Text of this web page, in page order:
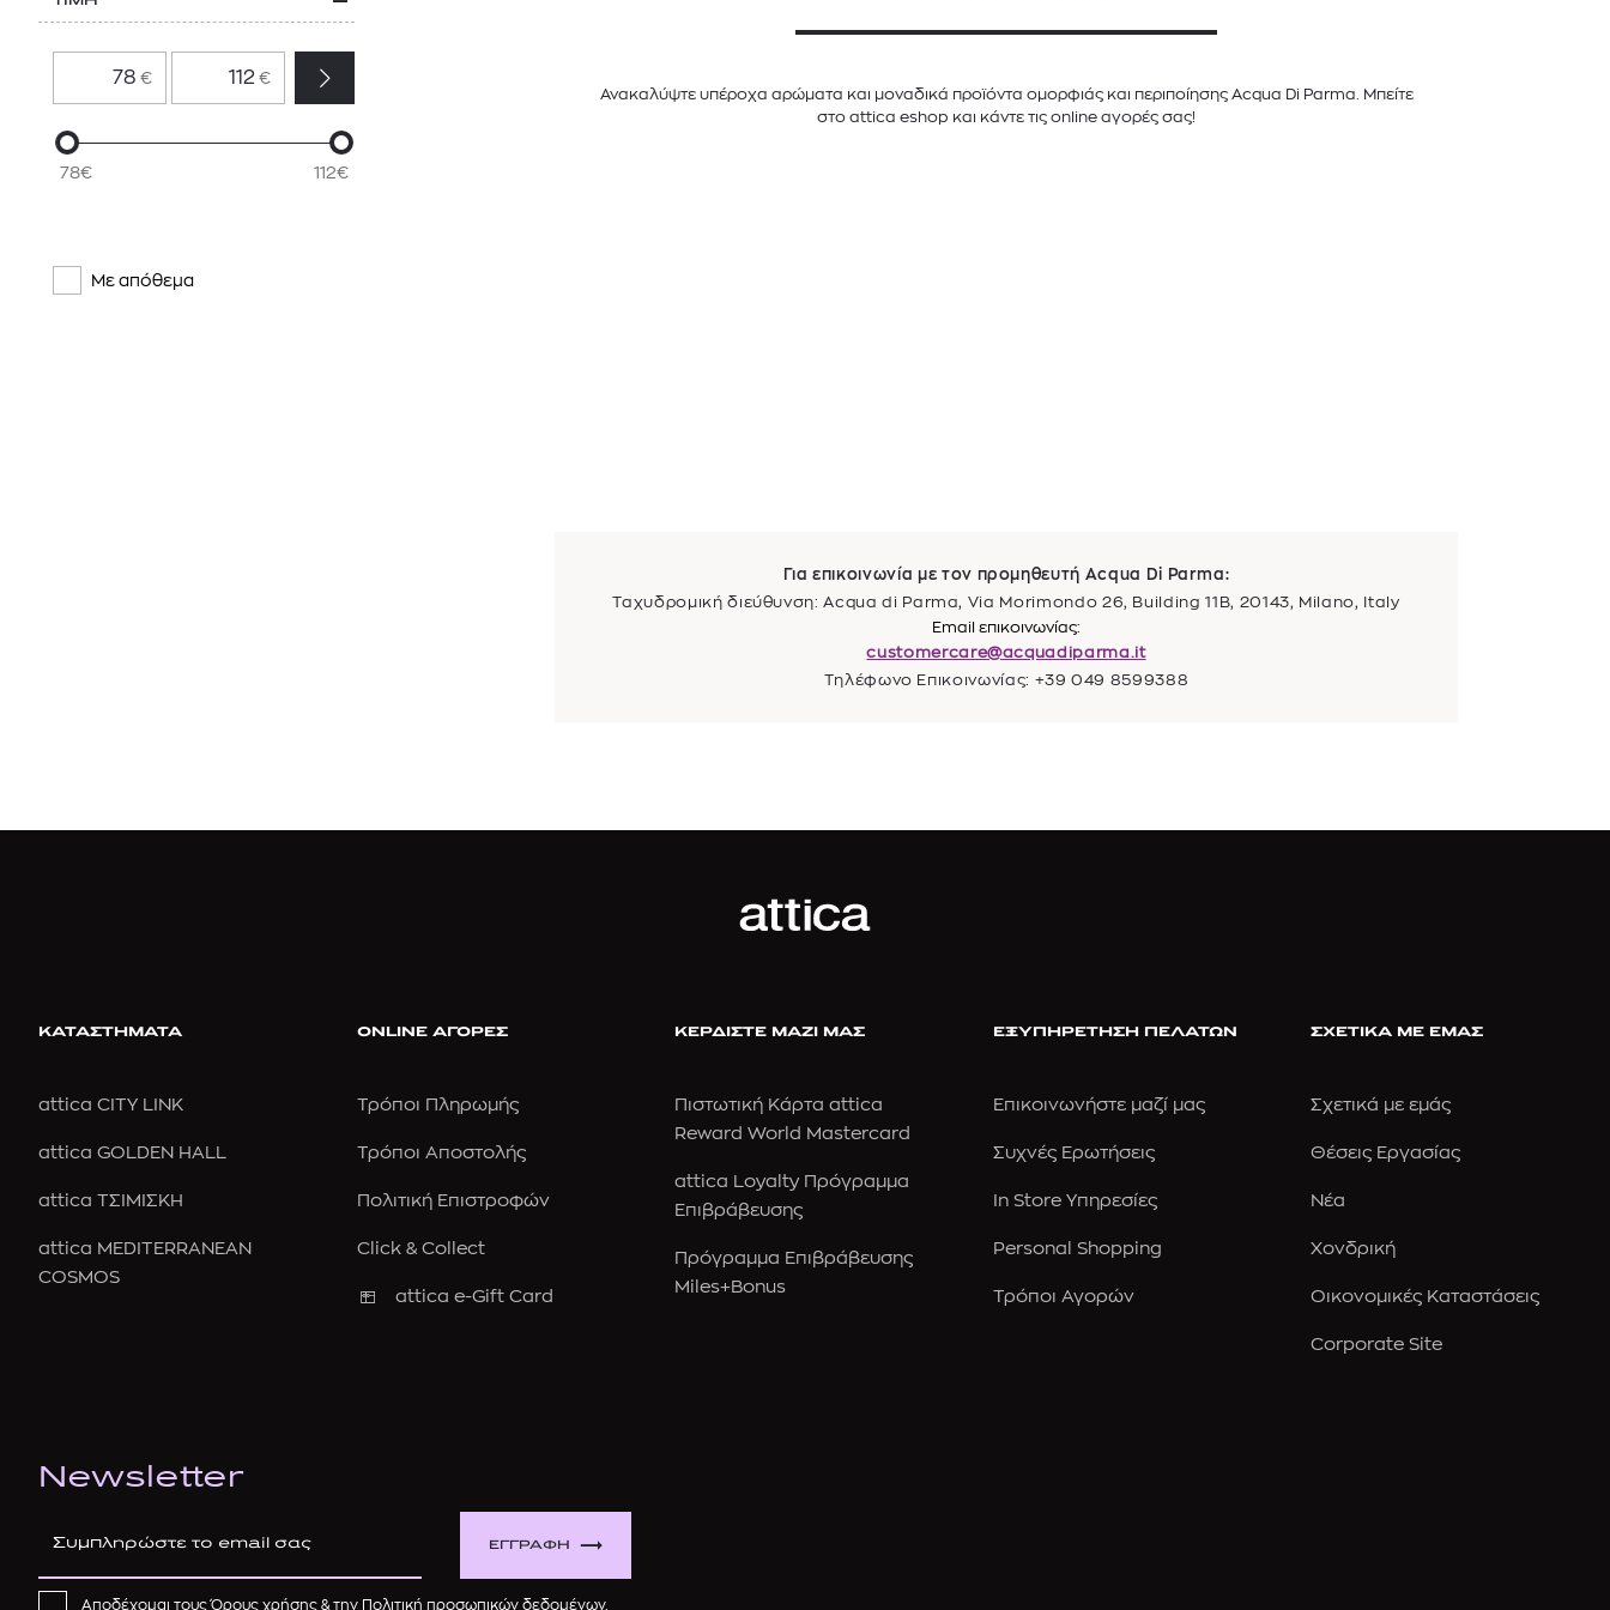
€ €
78€ 112€
Με απόθεμα
Ανακαλύψτε υπέροχα αρώματα και μοναδικά προϊόντα ομορφιάς και περιποίησης Acqua Di Parma. Μπείτε
στο attica eshop και κάντε τις online αγορές σας!
Για επικοινωνία με τον προμηθευτή Acqua Di Parma:
Ταχυδρομική διεύθυνση: Acqua di Parma, Via Morimondo 26, Building 11B, 20143, Milano, Italy
Email επικοινωνίας:
customercare@acquadiparma.it
Τηλέφωνο Επικοινωνίας: +39 049 8599388
ΚΑΤΑΣΤΗΜΑΤΑ
attica CITY LINK
attica GOLDEN HALL
attica ΤΣΙΜΙΣΚΗ
attica MEDITERRANEAN
COSMOS
ONLINE ΑΓΟΡΕΣ
Τρόποι Πληρωμής
Τρόποι Αποστολής
Πολιτική Επιστροφών
Click & Collect
attica e-Gift Card
ΚΕΡΔΙΣΤΕ ΜΑΖΙ ΜΑΣ
Πιστωτική Κάρτα attica
Reward World Mastercard
attica Loyalty Πρόγραμμα
Επιβράβευσης
Πρόγραμμα Επιβράβευσης
Miles+Bonus
ΕΞΥΠΗΡΕΤΗΣΗ ΠΕΛΑΤΩΝ
Επικοινωνήστε μαζί μας
Συχνές Ερωτήσεις
In Store Υπηρεσίες
Personal Shopping
Τρόποι Αγορών
ΣΧΕΤΙΚΑ ΜΕ ΕΜΑΣ
Σχετικά με εμάς
Θέσεις Εργασίας
Νέα
Χονδρική
Οικονομικές Καταστάσεις
Corporate Site
Newsletter
ΕΓΓΡΑΦΗ
Αποδέχομαι τουςΌρους χρήσης & την Πολιτική προσωπικών δεδομένων.